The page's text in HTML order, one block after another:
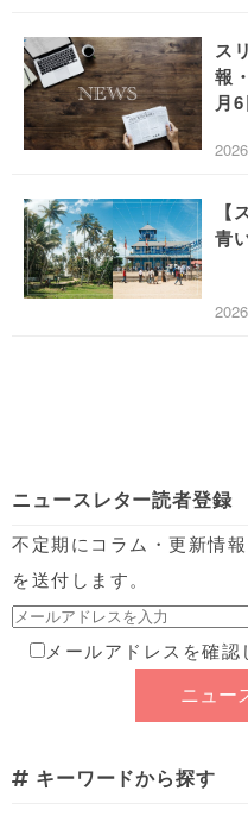
ス
報
月
【
青
ニュースレター読者登録
不定期にコラム・更新情
を送付します。
メールアドレスを確認
キーワードから探す